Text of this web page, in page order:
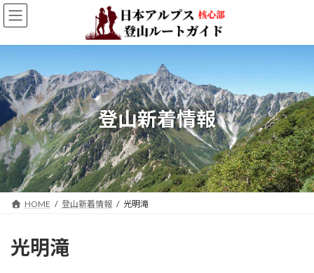
コ
ン
ン
へ
ス
キ
ッ
プ
ナ
ビ
ー
ョ
ン
に
移
動
登山新着情報
HOME 登山新着情報 光明滝
光明滝